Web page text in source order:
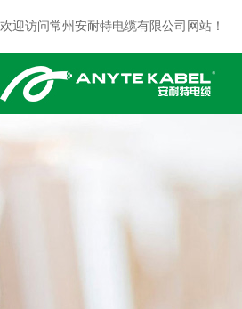
欢迎访问常州安耐特电缆有限公司网站！